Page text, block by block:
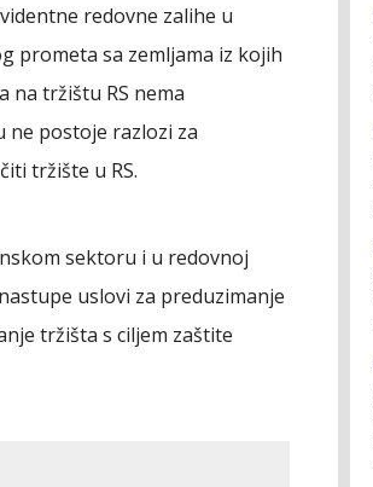
redovne zalihe u
prometa sa zemljama iz kojih
na tržištu RS nema
ne postoje razlozi za
tržište u RS.
sektoru i u redovnoj
uslovi za preduzimanje
tržišta s ciljem zaštite